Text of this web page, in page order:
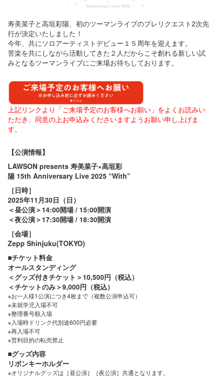
寿美菜子と高垣彩陽、初のツーマンライブのプレリクエスト2次先
行が決定いたしました！
今年、共にソロアーティストデビュー１５周年を迎えます。
​苦楽を共にしながら活動してきた２人だからこそ創れる新しい試
みとなるツーマンライブにご来場お待ちしております。
上記リンクより「ご来場予定のお客様へお願い」をよくお読みい
ただき、同意の上お申込みくださいますようお願い申し上げま
す。
【公演情報】
LAWSON presents 寿美菜子×高垣彩
陽 15th Anniversary Live 2025 “With”
［日時］
2025年11月30日（日）
＜昼公演＞14:00開場 / 15:00開演
＜夜公演＞17:30開場 / 18:30開演
［会場］
Zepp Shinjuku(TOKYO)
■チケット料金
オールスタンディング
＜グッズ付きチケット＞10,500円（税込）
＜チケットのみ＞9,000円（税込）
※お一人様1公演につき4枚まで（複数公演申込可）
※未就学児入場不可
※整理番号順入場
※入場時ドリンク代別途600円必要
※再入場不可
※営利目的の転売禁止
■グッズ内容
リボンキーホルダー
※オリジナルグッズは［昼公演］［夜公演］共通となります。